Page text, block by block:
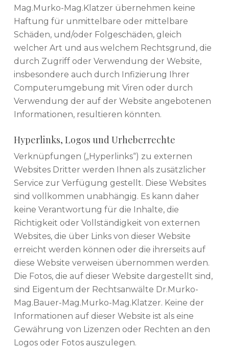
Mag.Murko-Mag.Klatzer übernehmen keine
Haftung für unmittelbare oder mittelbare
Schäden, und/oder Folgeschäden, gleich
welcher Art und aus welchem Rechtsgrund, die
durch Zugriff oder Verwendung der Website,
insbesondere auch durch Infizierung Ihrer
Computerumgebung mit Viren oder durch
Verwendung der auf der Website angebotenen
Informationen, resultieren könnten.
Hyperlinks, Logos und Urheberrechte
Verknüpfungen („Hyperlinks“) zu externen
Websites Dritter werden Ihnen als zusätzlicher
Service zur Verfügung gestellt. Diese Websites
sind vollkommen unabhängig. Es kann daher
keine Verantwortung für die Inhalte, die
Richtigkeit oder Vollständigkeit von externen
Websites, die über Links von dieser Website
erreicht werden können oder die ihrerseits auf
diese Website verweisen übernommen werden.
Die Fotos, die auf dieser Website dargestellt sind,
sind Eigentum der Rechtsanwälte Dr.Murko-
Mag.Bauer-Mag.Murko-Mag.Klatzer. Keine der
Informationen auf dieser Website ist als eine
Gewährung von Lizenzen oder Rechten an den
Logos oder Fotos auszulegen.